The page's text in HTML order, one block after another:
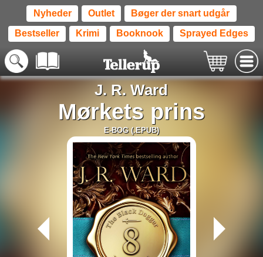
Nyheder Outlet Bøger der snart udgår
Bestseller Krimi Booknook Sprayed Edges
J. R. Ward
Mørkets prins
E-BOG (.EPUB)